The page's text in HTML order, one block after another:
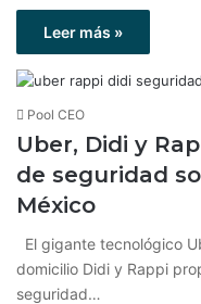
Leer más »
Pool CEO
Uber, Didi y
de seguridad
México
El gigante tecnológico
domicilio Didi y Rappi
seguridad…